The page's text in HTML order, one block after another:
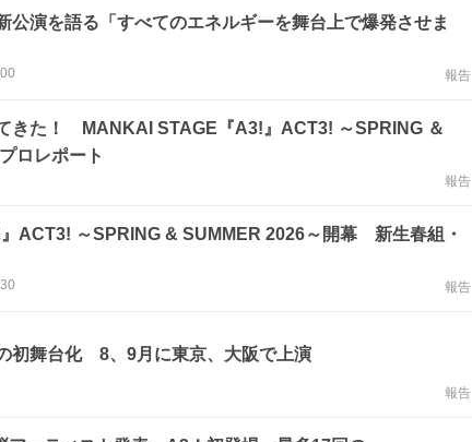
公演を語る「すべてのエネルギーを舞台上で爆発させま
報告
きた！ MANKAI STAGE『A3!』ACT3! ～SPRING ＆
ロレポート
報告
ACT3! ～SPRING & SUMMER 2026～開幕 新生春組・
報告
初舞台化 8、9月に東京、大阪で上演
報告